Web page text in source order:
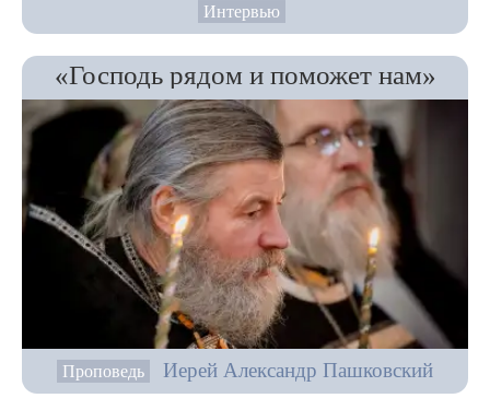
Интервью
«Господь рядом и поможет нам»
Проповедь Иерей Александр Пашковский